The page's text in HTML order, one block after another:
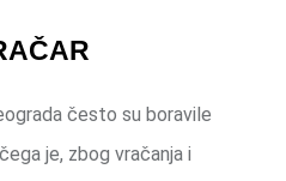
često su boravile
je, zbog vračanja i